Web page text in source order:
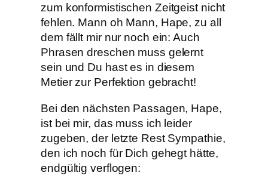
zum konformistischen Zeitgeist nicht
fehlen. Mann oh Mann, Hape, zu all
dem fällt mir nur noch ein: Auch
Phrasen dreschen muss gelernt
sein und Du hast es in diesem
Metier zur Perfektion gebracht!
Bei den nächsten Passagen, Hape,
ist bei mir, das muss ich leider
zugeben, der letzte Rest Sympathie,
den ich noch für Dich gehegt hätte,
endgültig verflogen: